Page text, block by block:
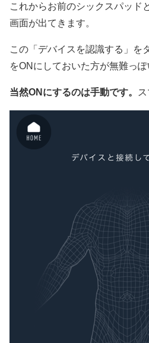
これからお前のシックスパッド
画面が出てきます。
この「デバイスを認識する」を
をONにしておいた方が無難っぽ
当然ONにするのは手動です。